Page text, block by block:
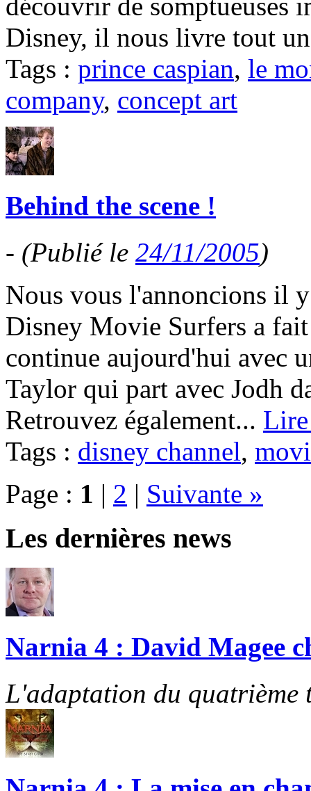
découvrir de somptueuses
Disney, il nous livre tout
Tags : prince caspian, le
company, concept art
Behind the scene !
- (Publié le 24/11/2005)
Nous vous l'annoncions il
Disney Movie Surfers a
continue aujourd'hui avec
Taylor qui part avec Jodh
Retrouvez également...
Tags : disney channel,
Page : 1 | 2 | Suivante »
Les dernières news
Narnia 4 : David Magee
L'adaptation du quatrième